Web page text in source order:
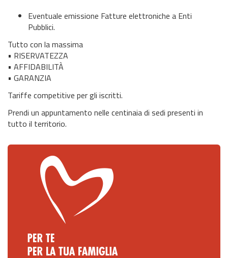
Eventuale emissione Fatture elettroniche a Enti
Pubblici.
Tutto con la massima
• RISERVATEZZA
• AFFIDABILITÀ
• GARANZIA
Tariffe competitive per gli iscritti.
Prendi un appuntamento nelle centinaia di sedi presenti in
tutto il territorio.